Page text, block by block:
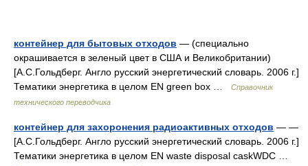
контейнер для бытовых отходов — (специально
окрашивается в зеленый цвет в США и Великобритании)
[А.С.Гольдберг. Англо русский энергетический словарь. 2006 г.]
Тематики энергетика в целом EN green box …
Справочник
технического переводчика
контейнер для захоронения радиоактивных отходов — —
[А.С.Гольдберг. Англо русский энергетический словарь. 2006 г.]
Тематики энергетика в целом EN waste disposal caskWDC …